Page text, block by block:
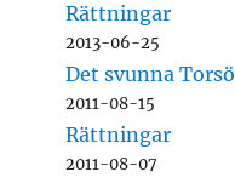
Rättningar
2013-06-25
Det svunna Torsö
2011-08-15
Rättningar
2011-08-07